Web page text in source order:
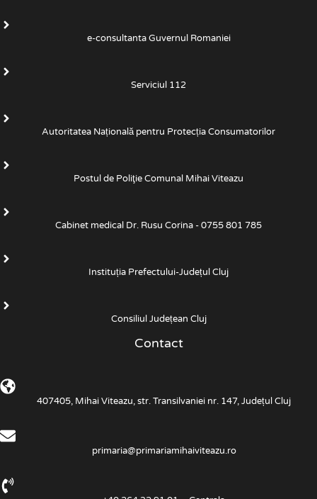
e-consultanta Guvernul Romaniei
Serviciul 112
Autoritatea Națională pentru Protecția Consumatorilor
Postul de Poliţie Comunal Mihai Viteazu
Cabinet medical Dr. Rusu Corina - 0755 801 785
Instituția Prefectului-Județul Cluj
Consiliul Județean Cluj
Contact
407405, Mihai Viteazu, str. Transilvaniei nr. 147, Județul Cluj
primaria@primariamihaiviteazu.ro